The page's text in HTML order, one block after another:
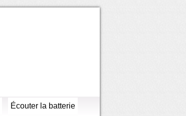
Écouter la batterie